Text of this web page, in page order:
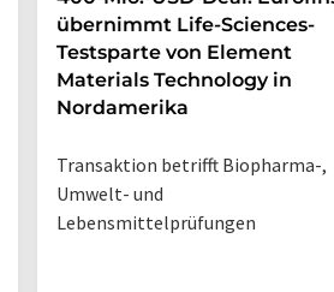
übernimmt Life-Sciences-
Testsparte von Element
Materials Technology in
Nordamerika
Transaktion betrifft Biopharma-,
Umwelt- und
Lebensmittelprüfungen